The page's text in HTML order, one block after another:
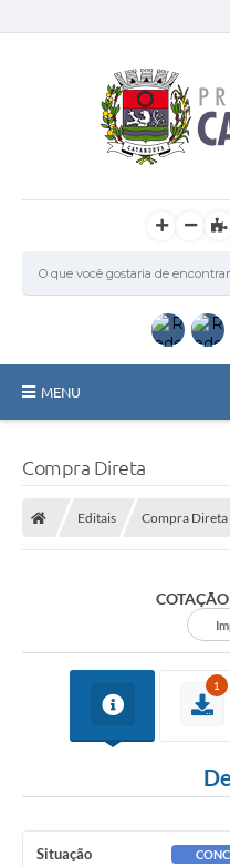
MENU
Galeria de Fotos
Arquivos para Download
Compra Direta
Editais Compra Direta
1
Situação